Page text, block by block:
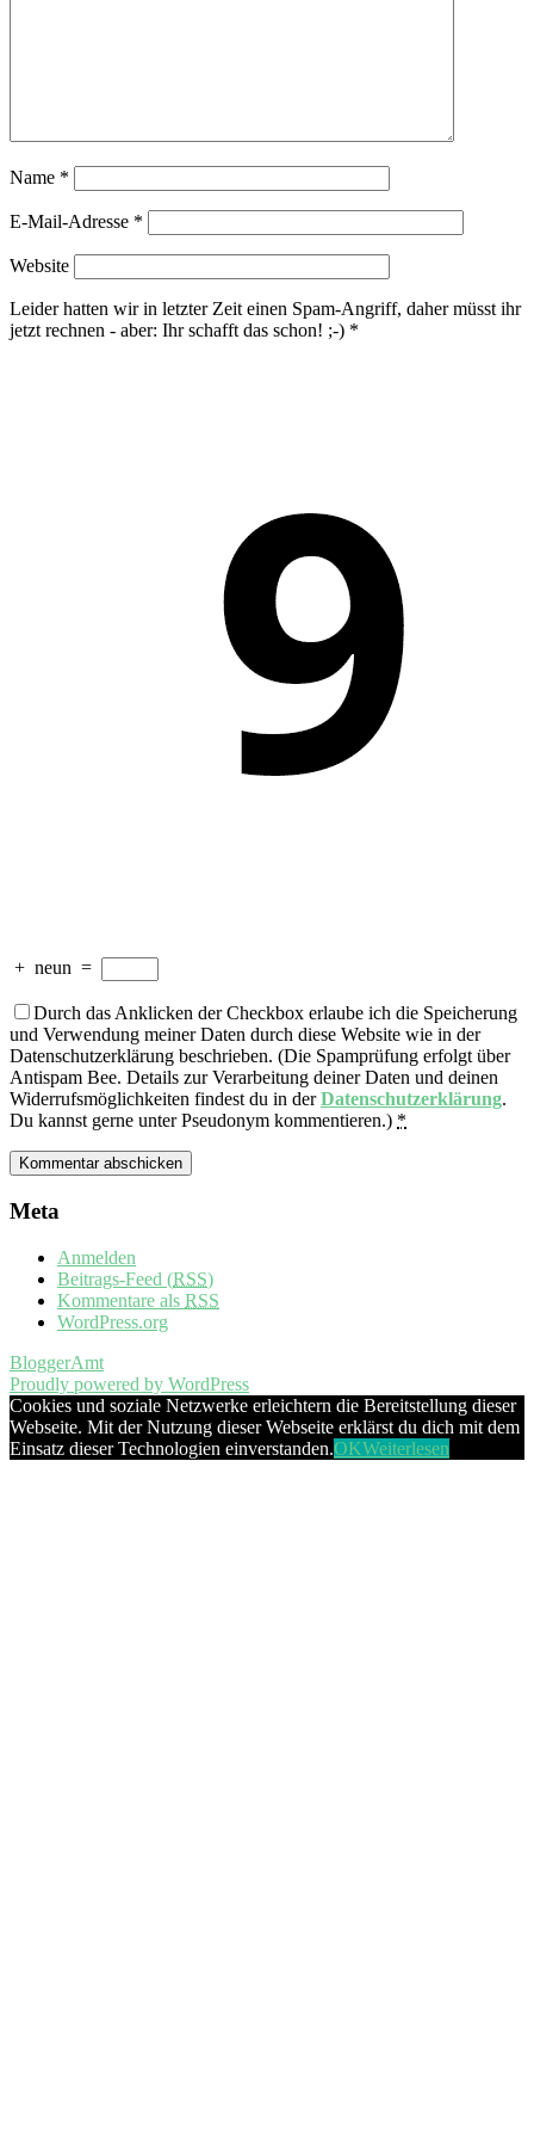
Name *
E-Mail-Adresse *
Website
Leider hatten wir in letzter Zeit einen Spam-Angriff, daher müsst ihr
jetzt rechnen - aber: Ihr schafft das schon! ;-) *
+ neun =
Durch das Anklicken der Checkbox erlaube ich die Speicherung
und Verwendung meiner Daten durch diese Website wie in der
Datenschutzerklärung beschrieben. (Die Spamprüfung erfolgt über
Antispam Bee. Details zur Verarbeitung deiner Daten und deinen
Widerrufsmöglichkeiten findest du in derDatenschutzerklärung.
Du kannst gerne unter Pseudonym kommentieren.) *
Meta
Anmelden
Beitrags-Feed (RSS)
Kommentare als RSS
WordPress.org
BloggerAmt
Proudly powered by WordPress
Cookies und soziale Netzwerke erleichtern die Bereitstellung dieser
Webseite. Mit der Nutzung dieser Webseite erklärst du dich mit dem
Einsatz dieser Technologien einverstanden.OKWeiterlesen